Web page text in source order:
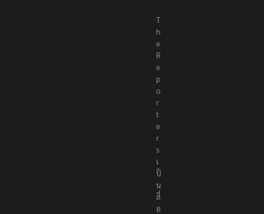
T
h
e
R
e
p
o
r
t
e
r
s
เ
ป็
น
สื่
อ